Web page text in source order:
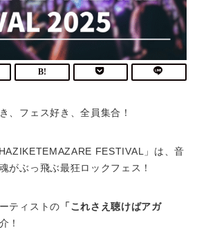
、フェス好き、全員集合！
FESTIVAL」は、音
がぶっ飛ぶ最狂ロックフェス！
ティストの 「これさえ聴けばアガ
！